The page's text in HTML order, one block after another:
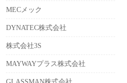
MECメック
DYNATEC株式会社
株式会社3S
MAYWAYプラス株式会社